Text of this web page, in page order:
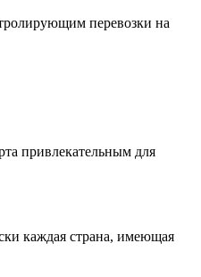
перевозки на
привлекательным для
каждая страна, имеющая